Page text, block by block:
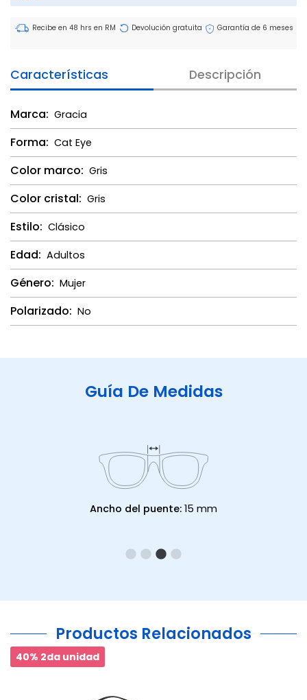
Recibe en 48 hrs en RM Devolución gratuita Garantía de 6 meses
Características Descripción
Marca: Gracia
Forma: Cat Eye
Color marco: Gris
Color cristal: Gris
Estilo: Clásico
Edad: Adultos
Género: Mujer
Polarizado: No
Guía De Medidas
Ancho del puente: 15 mm
Productos Relacionados
40% 2da unidad